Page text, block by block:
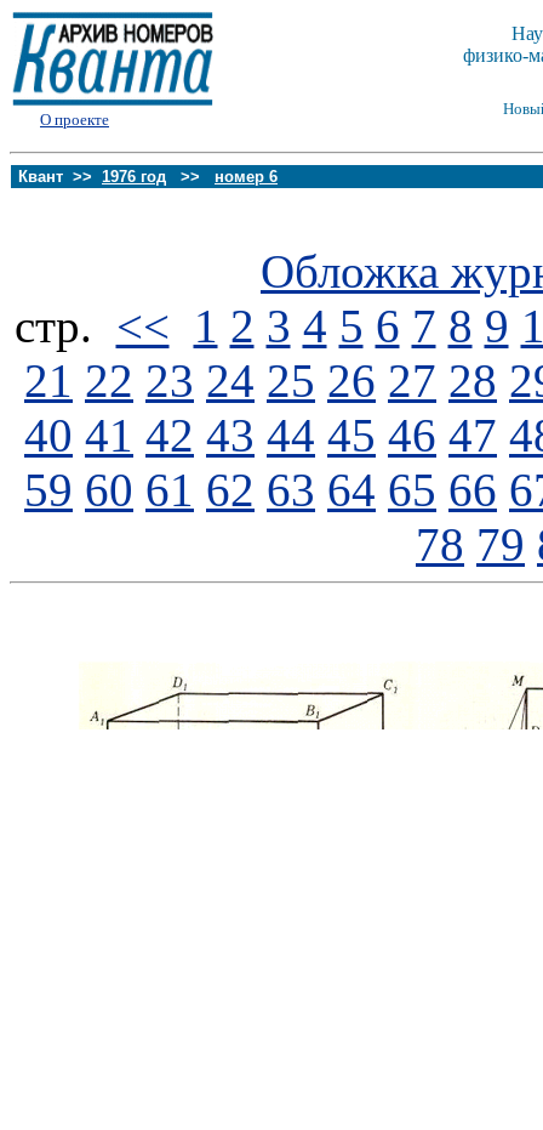
О проекте
физико-
Квант >> 1976 год >> номер 6
Обложка
стp. << 1 2 3 4 5 6 7 8 9
21 22 23 24 25 26 27 28
40 41 42 43 44 45 46 47
59 60 61 62 63 64 65 66
78 79